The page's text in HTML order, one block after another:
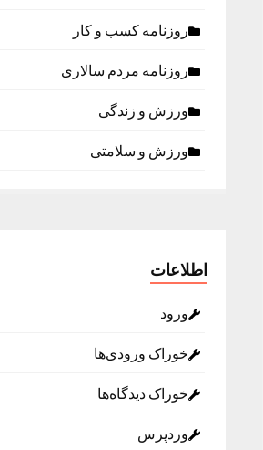
روزنامه كسب و كار
روزنامه مردم سالاری
ورزش و زندگی
ورزش و سلامتی
اطلاعات
ورود
خوراک ورودی‌ها
خوراک دیدگاه‌ها
وردپرس